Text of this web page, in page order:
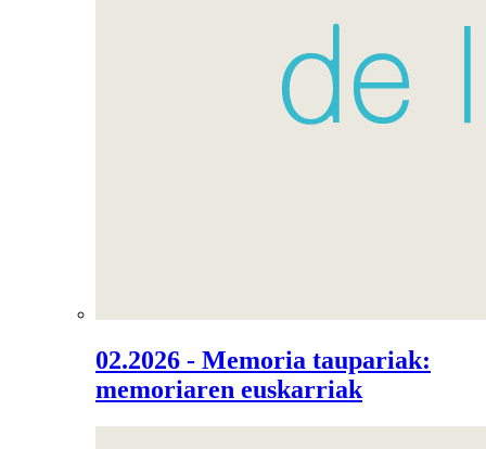
02.2026 - Memoria taupariak:
memoriaren euskarriak